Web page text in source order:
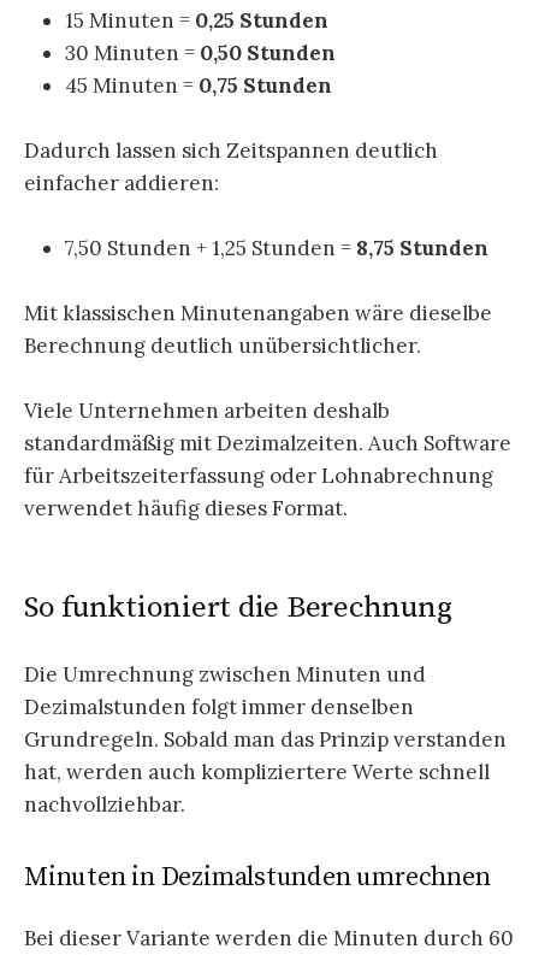
15 Minuten = 0,25 Stunden
30 Minuten = 0,50 Stunden
45 Minuten = 0,75 Stunden
Dadurch lassen sich Zeitspannen deutlich
einfacher addieren:
7,50 Stunden + 1,25 Stunden = 8,75 Stunden
Mit klassischen Minutenangaben wäre dieselbe
Berechnung deutlich unübersichtlicher.
Viele Unternehmen arbeiten deshalb
standardmäßig mit Dezimalzeiten. Auch Software
für Arbeitszeiterfassung oder Lohnabrechnung
verwendet häufig dieses Format.
So funktioniert die Berechnung
Die Umrechnung zwischen Minuten und
Dezimalstunden folgt immer denselben
Grundregeln. Sobald man das Prinzip verstanden
hat, werden auch kompliziertere Werte schnell
nachvollziehbar.
Minuten in Dezimalstunden umrechnen
Bei dieser Variante werden die Minuten durch 60